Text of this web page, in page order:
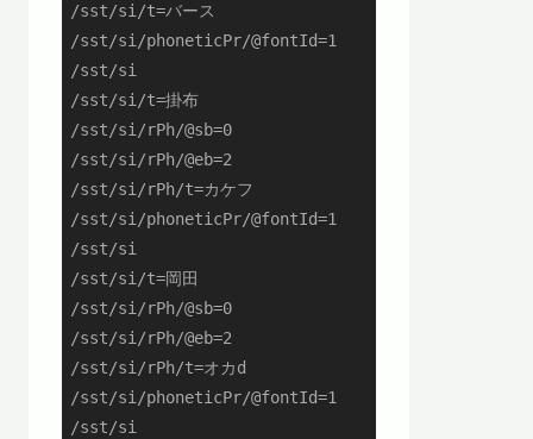
/sst/si/t=バース
/sst/si/phoneticPr/@fontId=1
/sst/si
/sst/si/t=掛布
/sst/si/rPh/@sb=0
/sst/si/rPh/@eb=2
/sst/si/rPh/t=カケフ
/sst/si/phoneticPr/@fontId=1
/sst/si
/sst/si/t=岡田
/sst/si/rPh/@sb=0
/sst/si/rPh/@eb=2
/sst/si/rPh/t=オカd
/sst/si/phoneticPr/@fontId=1
/sst/si